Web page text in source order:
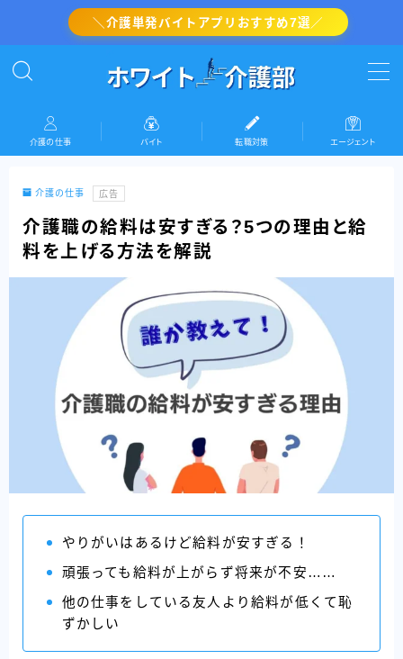
＼介護単発バイトアプリおすすめ7選／
MENU
介護の転職対策
介護の仕事
お問い合わせ
介護の仕事 バイト 転職対策 エージェント
介護の仕事 広告
介護職の給料は安すぎる？5つの理由と給
料を上げる方法を解説
やりがいはあるけど給料が安すぎる！
頑張っても給料が上がらず将来が不安……
他の仕事をしている友人より給料が低くて恥
ずかしい